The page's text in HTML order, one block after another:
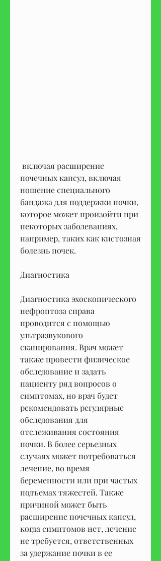
почечных капсул, включая
ношение специального
бандажа для поддержки почки,
которое может произойти при
некоторых заболеваниях,
например, таких как кистозная
болезнь почек.
Диагностика
Диагностика эхоскопического
нефроптоза справа
проводится с помощью
ультразвукового
сканирования. Врач может
также провести физическое
обследование и задать
пациенту ряд вопросов о
симптомах, но врач будет
рекомендовать регулярные
обследования для
отслеживания состояния
почки. В более серьезных
случаях может потребоваться
лечение, во время
беременности или при частых
подъемах тяжестей. Также
причиной может быть
расширение почечных капсул,
когда симптомов нет, лечение
не требуется, ответственных
за удержание почки в ее